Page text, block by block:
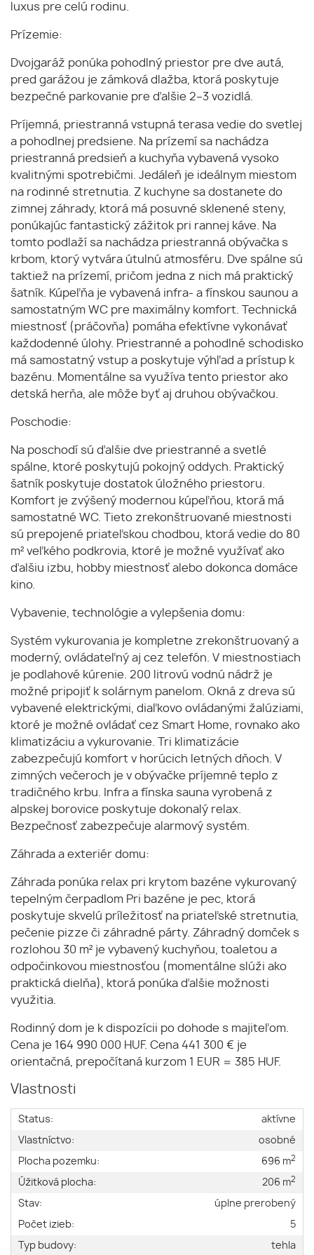
luxus pre celú rodinu.
Prízemie:
Dvojgaráž ponúka pohodlný priestor pre dve autá,
pred garážou je zámková dlažba, ktorá poskytuje
bezpečné parkovanie pre ďalšie 2–3 vozidlá.
Príjemná, priestranná vstupná terasa vedie do svetlej
a pohodlnej predsiene. Na prízemí sa nachádza
priestranná predsieň a kuchyňa vybavená vysoko
kvalitnými spotrebičmi. Jedáleň je ideálnym miestom
na rodinné stretnutia. Z kuchyne sa dostanete do
zimnej záhrady, ktorá má posuvné sklenené steny,
ponúkajúc fantastický zážitok pri rannej káve. Na
tomto podlaží sa nachádza priestranná obývačka s
krbom, ktorý vytvára útulnú atmosféru. Dve spálne sú
taktiež na prízemí, pričom jedna z nich má praktický
šatník. Kúpeľňa je vybavená infra- a fínskou saunou a
samostatným WC pre maximálny komfort. Technická
miestnosť (práčovňa) pomáha efektívne vykonávať
každodenné úlohy. Priestranné a pohodlné schodisko
má samostatný vstup a poskytuje výhľad a prístup k
bazénu. Momentálne sa využíva tento priestor ako
detská herňa, ale môže byť aj druhou obývačkou.
Poschodie:
Na poschodí sú ďalšie dve priestranné a svetlé
spálne, ktoré poskytujú pokojný oddych. Praktický
šatník poskytuje dostatok úložného priestoru.
Komfort je zvýšený modernou kúpeľňou, ktorá má
samostatné WC. Tieto zrekonštruované miestnosti
sú prepojené priateľskou chodbou, ktorá vedie do 80
m² veľkého podkrovia, ktoré je možné využívať ako
ďalšiu izbu, hobby miestnosť alebo dokonca domáce
kino.
Vybavenie, technológie a vylepšenia domu:
Systém vykurovania je kompletne zrekonštruovaný a
moderný, ovládateľný aj cez telefón. V miestnostiach
je podlahové kúrenie. 200 litrovú vodnú nádrž je
možné pripojiť k solárnym panelom. Okná z dreva sú
vybavené elektrickými, diaľkovo ovládanými žalúziami,
ktoré je možné ovládať cez Smart Home, rovnako ako
klimatizáciu a vykurovanie. Tri klimatizácie
zabezpečujú komfort v horúcich letných dňoch. V
zimných večeroch je v obývačke príjemné teplo z
tradičného krbu. Infra a fínska sauna vyrobená z
alpskej borovice poskytuje dokonalý relax.
Bezpečnosť zabezpečuje alarmový systém.
Záhrada a exteriér domu:
Záhrada ponúka relax pri krytom bazéne vykurovaný
tepelným čerpadlom Pri bazéne je pec, ktorá
poskytuje skvelú príležitosť na priateľské stretnutia,
pečenie pizze či záhradné párty. Záhradný domček s
rozlohou 30 m² je vybavený kuchyňou, toaletou a
odpočinkovou miestnosťou (momentálne slúži ako
praktická dielňa), ktorá ponúka ďalšie možnosti
využitia.
Rodinný dom je k dispozícii po dohode s majiteľom.
Cena je 164 990 000 HUF. Cena 441 300 € je
orientačná, prepočítaná kurzom 1 EUR = 385 HUF.
Vlastnosti
Status:
aktívne
Vlastníctvo:
osobné
Plocha pozemku:
696 m2
Úžitková plocha: 206 m2
Stav:
úplne prerobený
Počet izieb:
5
Typ budovy:
tehla